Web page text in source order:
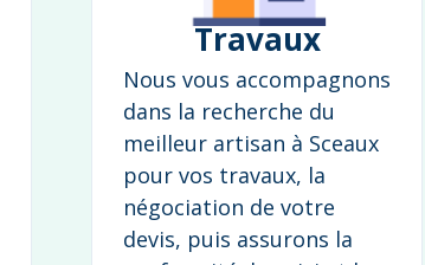
Travaux
Nous vous accompagnons
dans la recherche du
meilleur artisan à Sceaux
pour vos travaux, la
négociation de votre
devis, puis assurons la